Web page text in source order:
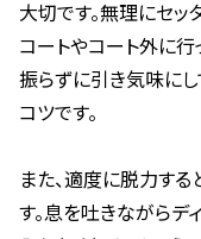
大切です。無理にセッ
コートやコート外に行
振らずに引き気味にし
コツです。
また、適度に脱力する
す。息を吐きながらデ